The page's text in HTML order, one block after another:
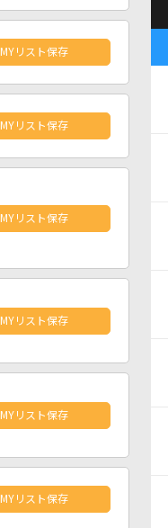
MYリスト保存
MYリスト保存
MYリスト保存
MYリスト保存
MYリスト保存
MYリスト保存